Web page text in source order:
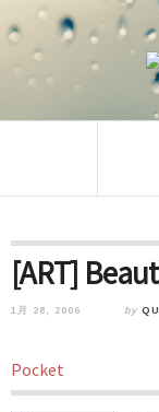
[ART]
1月 28, 2006 by
Pocket